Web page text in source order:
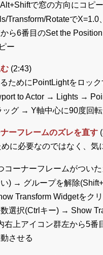
で窓の方向にコピ
Transform/Rotateで
ら6番目のSet the
ー
(2:43)
ためにPointLightをロッ
to Actor → Lights →
ッグ → Y軸中心に90度回
ーフレームのズレを直す
に必要なのではなく、気
ーナーフレームがつい
) → グループを解除
Transform Widgetをク
選択(Ctrlキー) → Show
右上アイコン群左から5
させる